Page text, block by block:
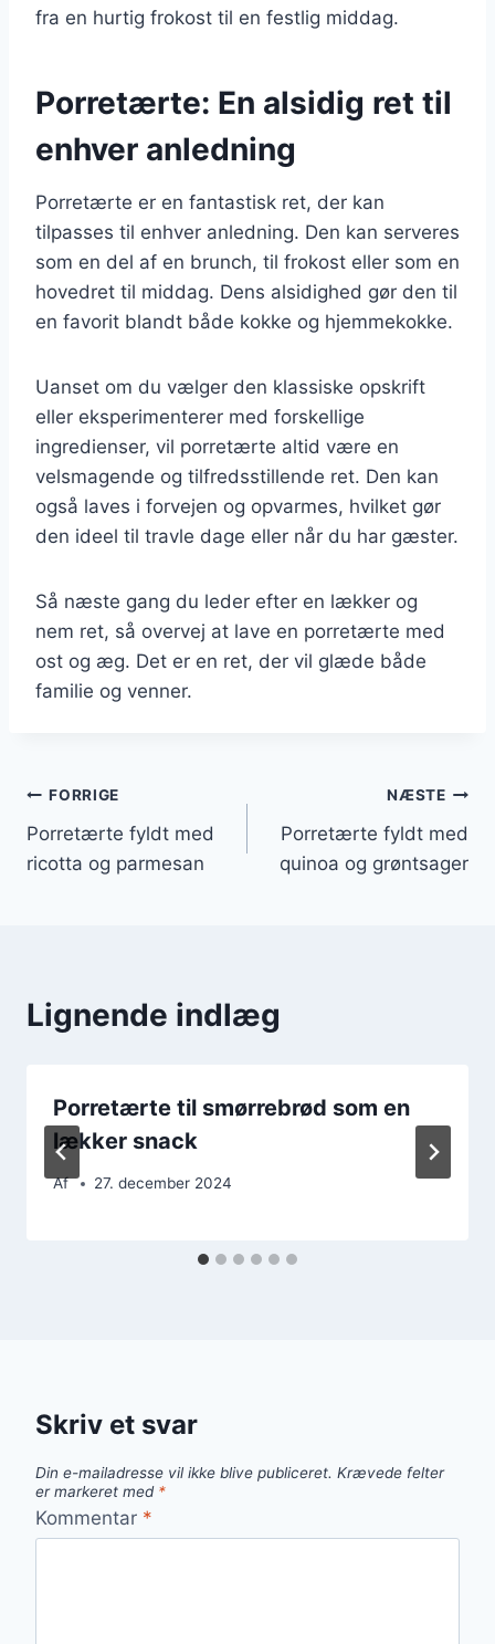
fra en hurtig frokost til en festlig middag.
Porretærte: En alsidig ret til
enhver anledning
Porretærte er en fantastisk ret, der kan
tilpasses til enhver anledning. Den kan serveres
som en del af en brunch, til frokost eller som en
hovedret til middag. Dens alsidighed gør den til
en favorit blandt både kokke og hjemmekokke.
Uanset om du vælger den klassiske opskrift
eller eksperimenterer med forskellige
ingredienser, vil porretærte altid være en
velsmagende og tilfredsstillende ret. Den kan
også laves i forvejen og opvarmes, hvilket gør
den ideel til travle dage eller når du har gæster.
Så næste gang du leder efter en lækker og
nem ret, så overvej at lave en porretærte med
ost og æg. Det er en ret, der vil glæde både
familie og venner.
Indlægsnavigation
FORRIGE
Porretærte fyldt med
ricotta og parmesan
NÆSTE
Porretærte fyldt med
quinoa og grøntsager
Lignende indlæg
Porretærte til smørrebrød som en
lækker snack
Af 27. december 2024
Skriv et svar
Din e-mailadresse vil ikke blive publiceret. Krævede felter
er markeret med *
Kommentar *